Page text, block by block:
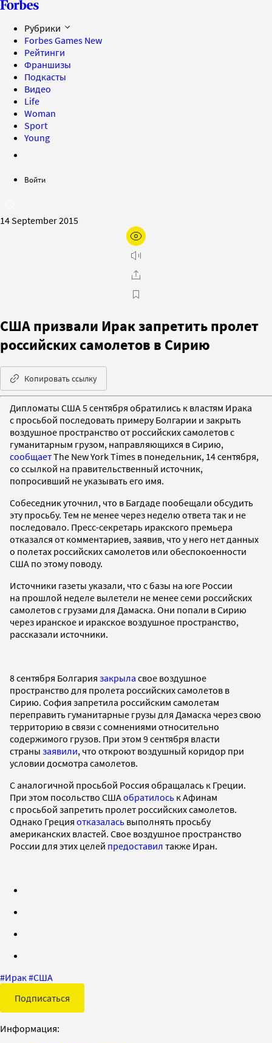
Рубрики
Forbes Games New
Рейтинги
Франшизы
Подкасты
Видео
Life
Woman
Sport
Young
Войти
14 September 2015
США призвали Ирак запретить пролет
российских самолетов в Сирию
Копировать ссылку
Дипломаты США 5 сентября обратились к властям Ирака
с просьбой последовать примеру Болгарии и закрыть
воздушное пространство от российских самолетов с
гуманитарным грузом, направляющихся в Сирию,
сообщаетThe New York Times в понедельник, 14 сентября,
со ссылкой на правительственный источник,
попросивший не указывать его имя.
Собеседник уточнил, что в Багдаде пообещали обсудить
эту просьбу. Тем не менее через неделю ответа так и не
последовало. Пресс-секретарь иракского премьера
отказался от комментариев, заявив, что у него нет данных
о полетах российских самолетов или обеспокоенности
США по этому поводу.
Источники газеты указали, что с базы на юге России
на прошлой неделе вылетели не менее семи российских
самолетов с грузами для Дамаска. Они попали в Сирию
через иранское и иракское воздушное пространство,
рассказали источники.
8 сентября Болгария закрыла свое воздушное
пространство для пролета российских самолетов в
Сирию. София запретила российским самолетам
переправить гуманитарные грузы для Дамаска через свою
территорию в связи с сомнениями относительно
содержимого грузов. При этом 9 сентября власти
страны заявили, что откроют воздушный коридор при
условии досмотра самолетов.
С аналогичной просьбой Россия обращалась к Греции.
При этом посольство СШАобратилось к Афинам
с просьбой запретить пролет российских самолетов.
Однако Греция отказалась выполнять просьбу
американских властей. Свое воздушное пространство
России для этих целей предоставил также Иран.
#Ирак#США
Подписаться
Информация: